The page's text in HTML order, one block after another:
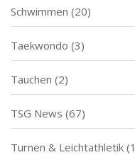
Schwimmen (20)
Taekwondo (3)
Tauchen (2)
TSG News (67)
Turnen & Leichtathletik